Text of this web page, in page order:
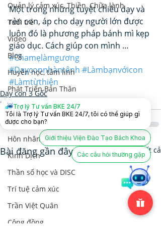
Quản lý cảm xúc, Thiền, Chữa lành
Tuổi trẻ
Video
Blog
Huyền học, tâm linh
Phát Triển Bản Thân
Nhân Tướng Học
Lãnh Đạo Doanh Nghiệp
Hôn nhân và Dạy con
Kinh Dịch
Thần số học và DISC
Trí tuệ cảm xúc
Trần Việt Quân
Cộng đồng
Một trong những tuyệt chiêu dạy và
rèn con, áp cho dạy người lớn được
luôn đó là phương pháp bánh mì kẹp
giáo dục. Cách giúp con mình …
#Chamẹlàmgương
#Dạyconnhàntênh #Làmbạnvớicon
#Làmtừthiện
Dạy con 3 Gốc
Hôn nhân và Dạy con
Bài đăng gần đây Xem tất cả
Trợ lý Tư vấn BKE 24/7
Tôi là Trợ lý Tư vấn BKE 24/7, tôi có thể giúp gì
được cho bạn?
Giới thiệu Viện Đào Tạo Bách Khoa
Các câu hỏi thường gặp